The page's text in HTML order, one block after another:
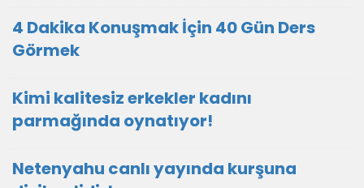
4 Dakika Konuşmak İçin 40 Gün Ders
Görmek
Kimi kalitesiz erkekler kadını
parmağında oynatıyor!
Netenyahu canlı yayında kurşuna